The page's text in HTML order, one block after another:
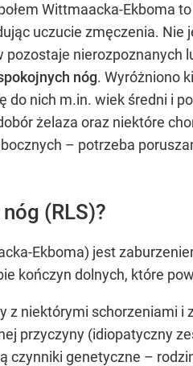
Wittmaacka-Ekboma
uczucie zmęczenia. Nie
nierozpoznanych
nóg. Wyróżniono
nich m.in. wiek średni i
żelaza oraz niektóre
– potrzeba
(RLS)?
Ekboma) jest
kończyn dolnych, które
z niektórymi schorzeniami
przyczyny (idiopatyczny
czynniki genetyczne –